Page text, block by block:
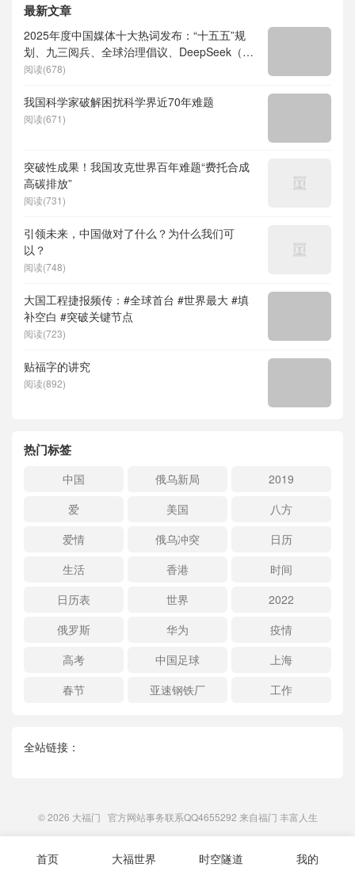
最新文章
2025年度中国媒体十大热词发布：“十五五”规
划、九三阅兵、全球治理倡议、DeepSeek（深
度求索）、人形机器人、苏超、票根经济、育
阅读(678)
我国科学家破解困扰科学界近70年难题
阅读(671)
突破性成果！我国攻克世界百年难题“费托合成
高碳排放”
阅读(731)
引领未来，中国做对了什么？为什么我们可
以？
阅读(748)
大国工程捷报频传：#全球首台 #世界最大 #填
补空白 #突破关键节点
阅读(723)
贴福字的讲究
阅读(892)
热门标签
中国 俄乌新局
2019
爱
美国
八方
爱情
俄乌冲突
日历
生活
香港
时间
日历表
世界
2022
俄罗斯
华为
疫情
高考
中国足球
上海
春节
亚速钢铁厂 工作
全站链接：
© 2026 大福门 官方网站事务联系QQ4655292 来自福门 丰富人生
首页 大福世界 时空隧道 我的